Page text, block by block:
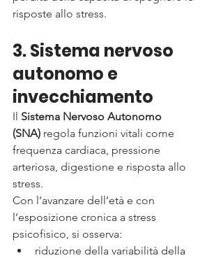
risposte allo stress.
3. Sistema nervoso
autonomo e
invecchiamento
Il Sistema Nervoso Autonomo
(SNA) regola funzioni vitali come
frequenza cardiaca, pressione
arteriosa, digestione e risposta allo
stress.
Con l’avanzare dell’età e con
l’esposizione cronica a stress
psicofisico, si osserva:
riduzione della variabilità della